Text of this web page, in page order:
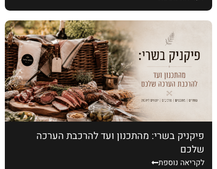
פיקניק בשרי: מהתכנון ועד להרכבת הערכה
שלכם
לקריאה נוספת